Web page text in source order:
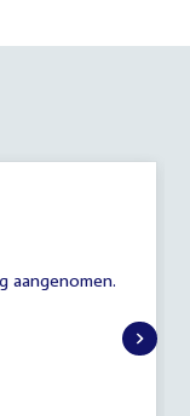
aangenomen.